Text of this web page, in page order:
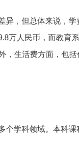
异，但总体来说，
万人民币，而教育
，生活费方面，包
个学科领域。本科